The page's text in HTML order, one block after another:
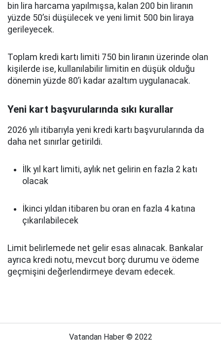
bin lira harcama yapılmışsa, kalan 200 bin liranın
yüzde 50’si düşülecek ve yeni limit 500 bin liraya
gerileyecek.
Toplam kredi kartı limiti 750 bin liranın üzerinde olan
kişilerde ise, kullanılabilir limitin en düşük olduğu
dönemin yüzde 80’i kadar azaltım uygulanacak.
Yeni kart başvurularında sıkı kurallar
2026 yılı itibarıyla yeni kredi kartı başvurularında da
daha net sınırlar getirildi.
İlk yıl kart limiti, aylık net gelirin en fazla 2 katı
olacak
İkinci yıldan itibaren bu oran en fazla 4 katına
çıkarılabilecek
Limit belirlemede net gelir esas alınacak. Bankalar
ayrıca kredi notu, mevcut borç durumu ve ödeme
geçmişini değerlendirmeye devam edecek.
Vatandan Haber © 2022